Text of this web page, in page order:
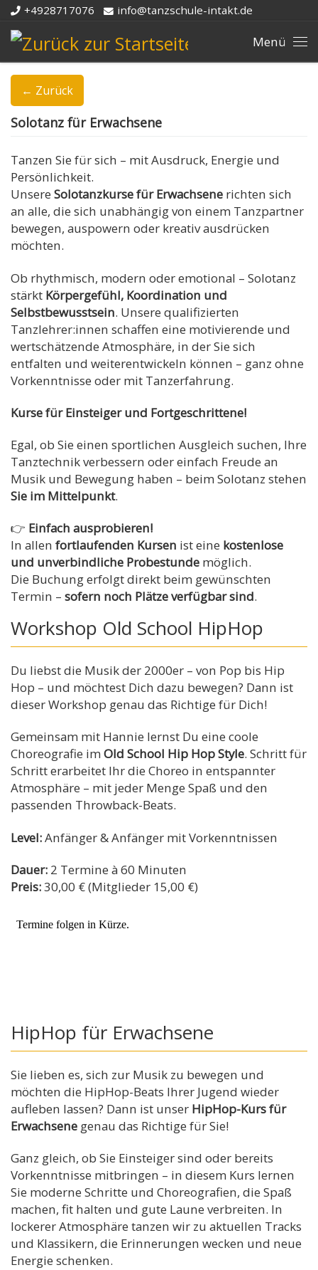
+4928717076 info@tanzschule-intakt.de
← Zurück
Solotanz für Erwachsene
Tanzen Sie für sich – mit Ausdruck, Energie und
Persönlichkeit.
Unsere Solotanzkurse für Erwachsene richten sich
an alle, die sich unabhängig von einem Tanzpartner
bewegen, auspowern oder kreativ ausdrücken
möchten.
Ob rhythmisch, modern oder emotional – Solotanz
stärkt Körpergefühl, Koordination und
Selbstbewusstsein. Unsere qualifizierten
Tanzlehrer:innen schaffen eine motivierende und
wertschätzende Atmosphäre, in der Sie sich
entfalten und weiterentwickeln können – ganz ohne
Vorkenntnisse oder mit Tanzerfahrung.
Kurse für Einsteiger und Fortgeschrittene!
Egal, ob Sie einen sportlichen Ausgleich suchen, Ihre
Tanztechnik verbessern oder einfach Freude an
Musik und Bewegung haben – beim Solotanz stehen
Sie im Mittelpunkt.
👉 Einfach ausprobieren!
In allen fortlaufenden Kursen ist eine kostenlose
und unverbindliche Probestunde möglich.
Die Buchung erfolgt direkt beim gewünschten
Termin – sofern noch Plätze verfügbar sind.
Workshop Old School HipHop
Du liebst die Musik der 2000er – von Pop bis Hip
Hop – und möchtest Dich dazu bewegen? Dann ist
dieser Workshop genau das Richtige für Dich!
Gemeinsam mit Hannie lernst Du eine coole
Choreografie im Old School Hip Hop Style. Schritt für
Schritt erarbeitet Ihr die Choreo in entspannter
Atmosphäre – mit jeder Menge Spaß und den
passenden Throwback-Beats.
Level:Anfänger & Anfänger mit Vorkenntnissen
Dauer: 2 Termine à 60 Minuten
Preis:30,00 € (Mitglieder 15,00 €)
HipHop für Erwachsene
Sie lieben es, sich zur Musik zu bewegen und
möchten die HipHop-Beats Ihrer Jugend wieder
aufleben lassen? Dann ist unser HipHop-Kurs für
Erwachsene genau das Richtige für Sie!
Ganz gleich, ob Sie Einsteiger sind oder bereits
Vorkenntnisse mitbringen – in diesem Kurs lernen
Sie moderne Schritte und Choreografien, die Spaß
machen, fit halten und gute Laune verbreiten. In
lockerer Atmosphäre tanzen wir zu aktuellen Tracks
und Klassikern, die Erinnerungen wecken und neue
Energie schenken.